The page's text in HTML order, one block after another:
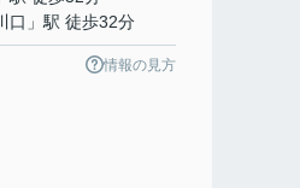
口 」駅 徒歩32分
情報の見方